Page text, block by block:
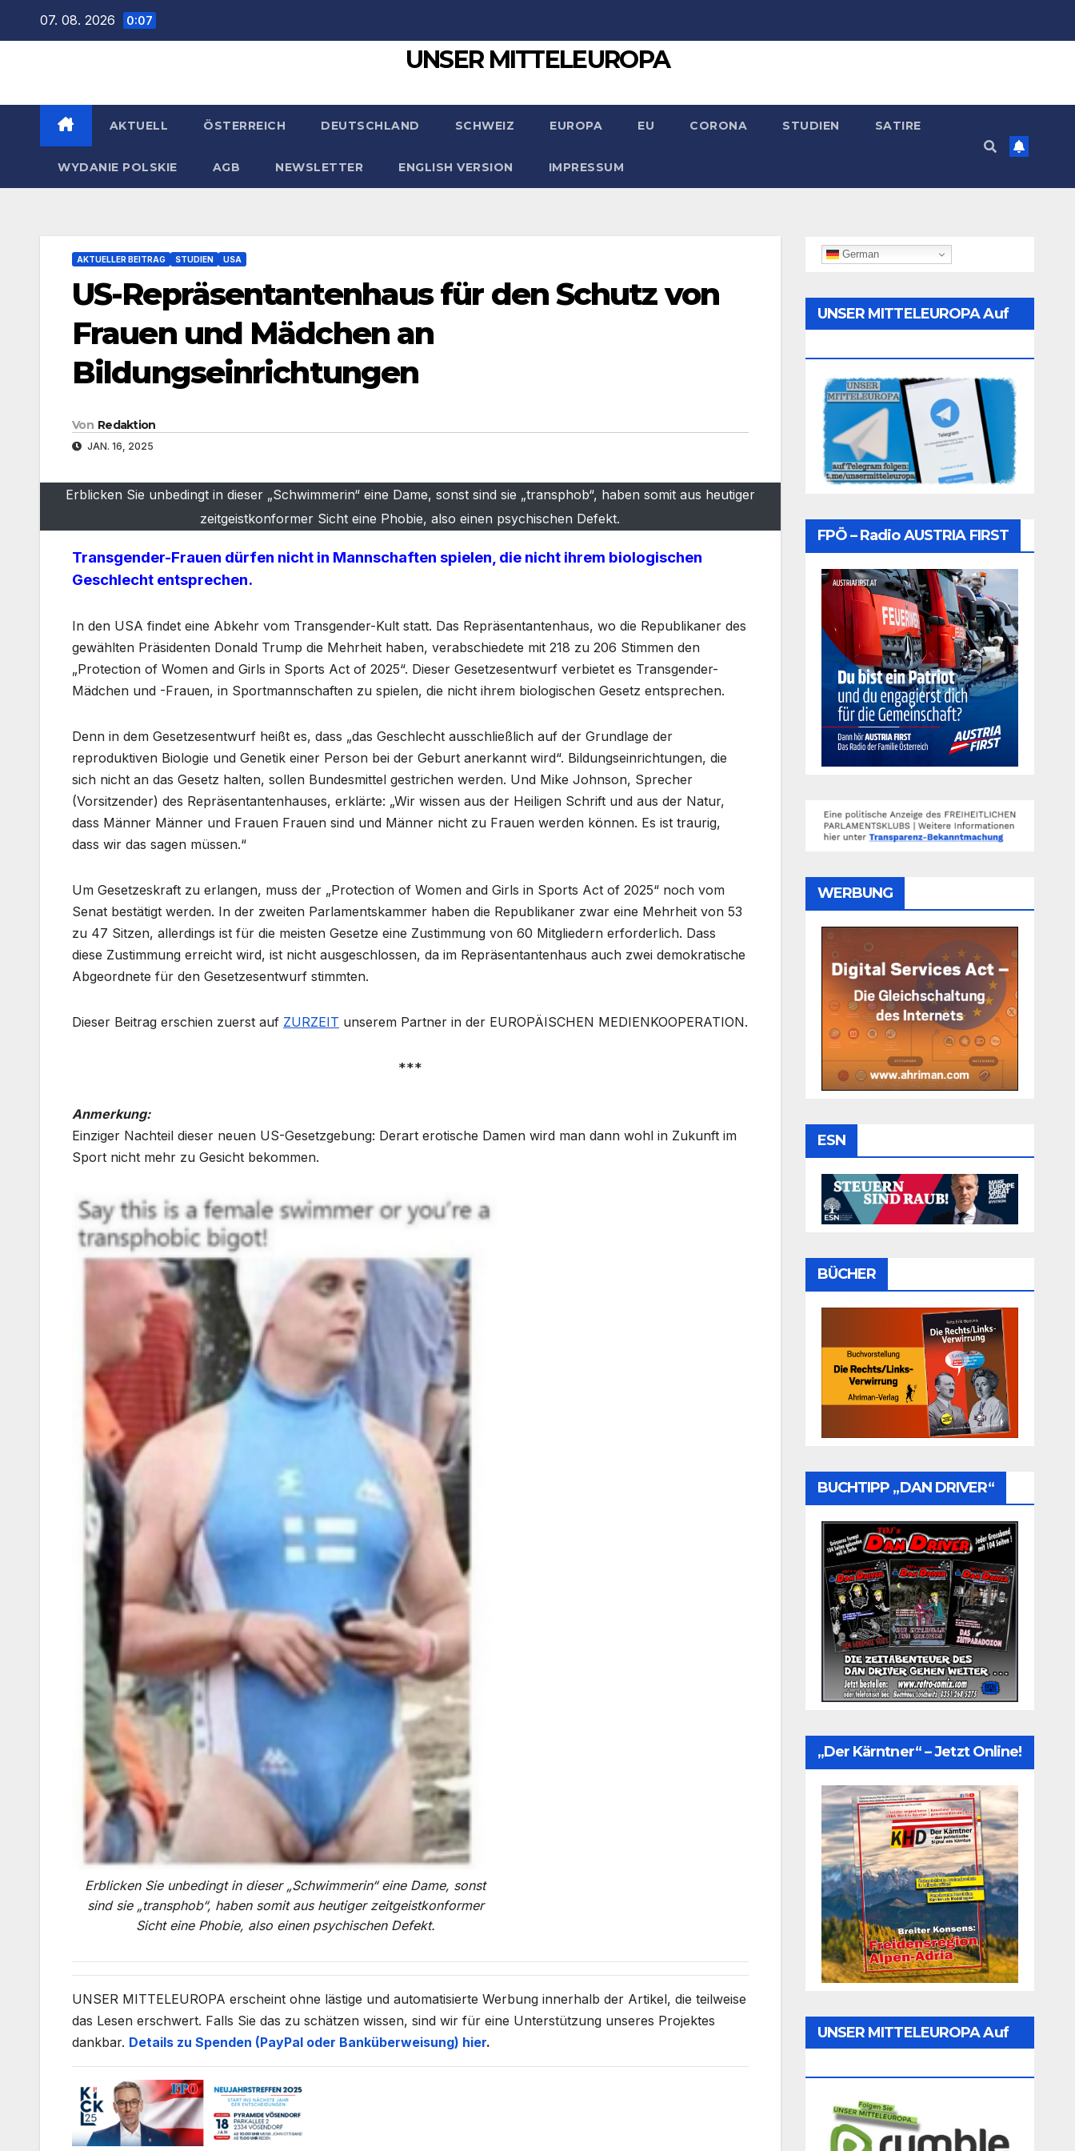
07. 08. 2026 0:07
UNSER MITTELEUROPA
AKTUELL ÖSTERREICH DEUTSCHLAND SCHWEIZ EUROPA EU CORONA STUDIEN SATIRE
WYDANIE POLSKIE AGB NEWSLETTER ENGLISH VERSION IMPRESSUM
AKTUELLER BEITRAG STUDIEN USA
US-Repräsentantenhaus für den Schutz von
Frauen und Mädchen an
Bildungseinrichtungen
Von Redaktion
JAN. 16, 2025
Erblicken Sie unbedingt in dieser „Schwimmerin“ eine Dame, sonst sind sie „transphob“, haben somit aus heutiger
zeitgeistkonformer Sicht eine Phobie, also einen psychischen Defekt.
Transgender-Frauen dürfen nicht in Mannschaften spielen, die nicht ihrem biologischen
Geschlecht entsprechen.
In den USA findet eine Abkehr vom Transgender-Kult statt. Das Repräsentantenhaus, wo die Republikaner des
gewählten Präsidenten Donald Trump die Mehrheit haben, verabschiedete mit 218 zu 206 Stimmen den
„Protection of Women and Girls in Sports Act of 2025“. Dieser Gesetzesentwurf verbietet es Transgender-
Mädchen und -Frauen, in Sportmannschaften zu spielen, die nicht ihrem biologischen Gesetz entsprechen.
Denn in dem Gesetzesentwurf heißt es, dass „das Geschlecht ausschließlich auf der Grundlage der
reproduktiven Biologie und Genetik einer Person bei der Geburt anerkannt wird“. Bildungseinrichtungen, die
sich nicht an das Gesetz halten, sollen Bundesmittel gestrichen werden. Und Mike Johnson, Sprecher
(Vorsitzender) des Repräsentantenhauses, erklärte: „Wir wissen aus der Heiligen Schrift und aus der Natur,
dass Männer Männer und Frauen Frauen sind und Männer nicht zu Frauen werden können. Es ist traurig,
dass wir das sagen müssen.“
Um Gesetzeskraft zu erlangen, muss der „Protection of Women and Girls in Sports Act of 2025“ noch vom
Senat bestätigt werden. In der zweiten Parlamentskammer haben die Republikaner zwar eine Mehrheit von 53
zu 47 Sitzen, allerdings ist für die meisten Gesetze eine Zustimmung von 60 Mitgliedern erforderlich. Dass
diese Zustimmung erreicht wird, ist nicht ausgeschlossen, da im Repräsentantenhaus auch zwei demokratische
Abgeordnete für den Gesetzesentwurf stimmten.
Dieser Beitrag erschien zuerst auf ZURZEIT unserem Partner in der EUROPÄISCHEN MEDIENKOOPERATION.
***
Anmerkung:
Einziger Nachteil dieser neuen US-Gesetzgebung: Derart erotische Damen wird man dann wohl in Zukunft im
Sport nicht mehr zu Gesicht bekommen.
Erblicken Sie unbedingt in dieser „Schwimmerin“ eine Dame, sonst
sind sie „transphob“, haben somit aus heutiger zeitgeistkonformer
Sicht eine Phobie, also einen psychischen Defekt.
UNSER MITTELEUROPA erscheint ohne lästige und automatisierte Werbung innerhalb der Artikel, die teilweise
das Lesen erschwert. Falls Sie das zu schätzen wissen, sind wir für eine Unterstützung unseres Projektes
dankbar. Details zu Spenden (PayPal oder Banküberweisung) hier.
German
UNSER MITTELEUROPA Auf
FPÖ – Radio AUSTRIA FIRST
WERBUNG
ESN
BÜCHER
BUCHTIPP „DAN DRIVER“
„Der Kärntner“ – Jetzt Online!
UNSER MITTELEUROPA Auf